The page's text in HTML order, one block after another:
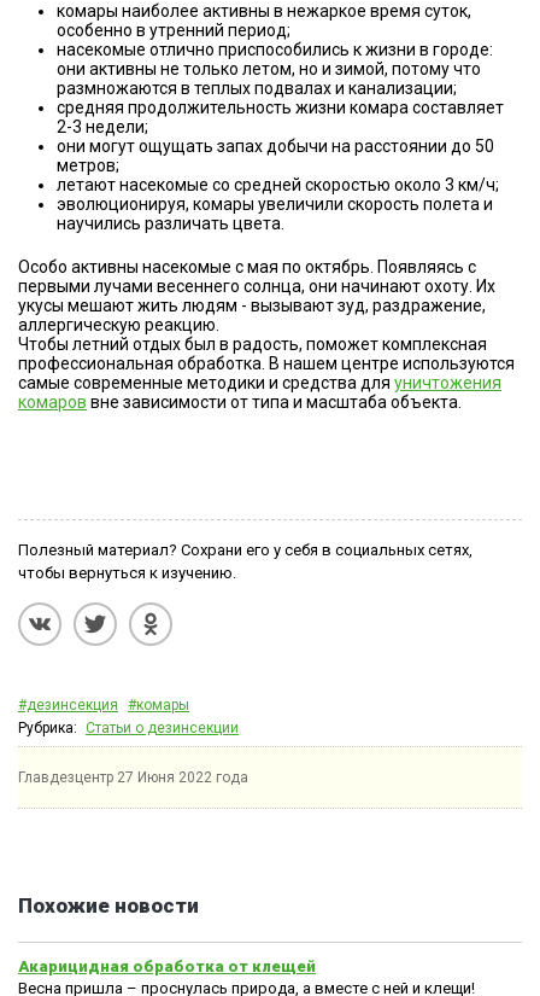
комары наиболее активны в нежаркое время суток,
особенно в утренний период;
насекомые отлично приспособились к жизни в городе:
они активны не только летом, но и зимой, потому что
размножаются в теплых подвалах и канализации;
средняя продолжительность жизни комара составляет
2-3 недели;
они могут ощущать запах добычи на расстоянии до 50
метров;
летают насекомые со средней скоростью около 3 км/ч;
эволюционируя, комары увеличили скорость полета и
научились различать цвета.
Особо активны насекомые с мая по октябрь. Появляясь с
первыми лучами весеннего солнца, они начинают охоту. Их
укусы мешают жить людям - вызывают зуд, раздражение,
аллергическую реакцию.
Чтобы летний отдых был в радость, поможет комплексная
профессиональная обработка. В нашем центре используются
самые современные методики и средства для уничтожения
комаров вне зависимости от типа и масштаба объекта.
Полезный материал? Сохрани его у себя в социальных сетях,
чтобы вернуться к изучению.
#дезинсекция
#комары
Рубрика: Статьи о дезинсекции
Главдезцентр 27 Июня 2022 года
Похожие новости
Акарицидная обработка от клещей
Весна пришла – проснулась природа, а вместе с ней и клещи!